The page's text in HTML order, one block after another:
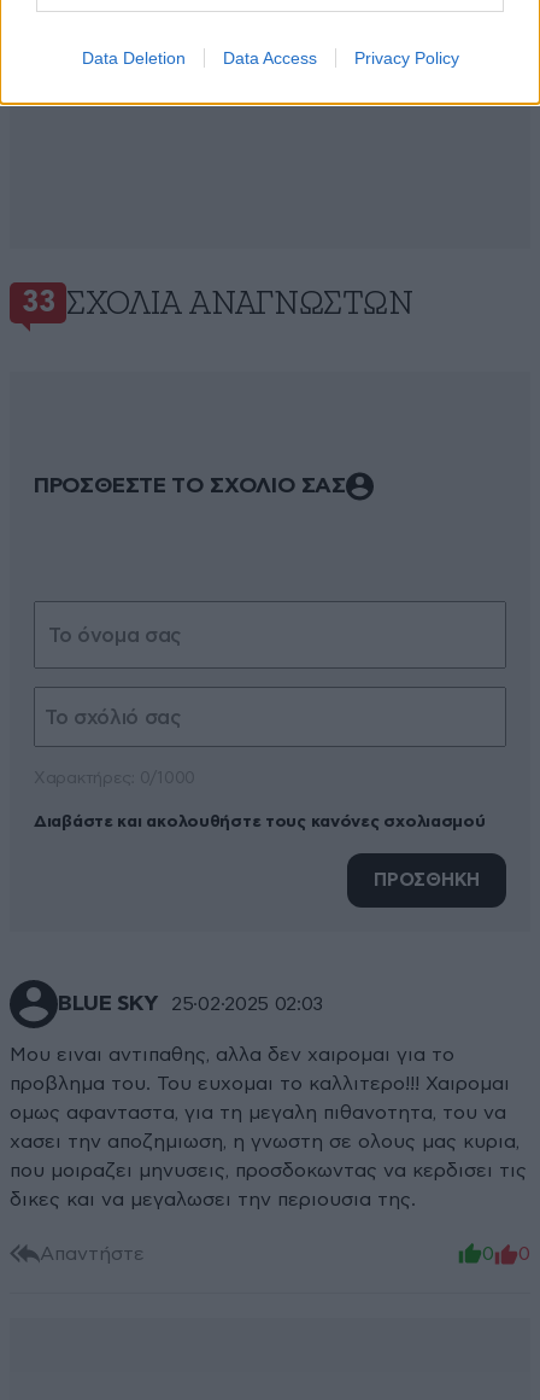
Data Deletion Data Access Privacy Policy
33 ΣΧΌΛΙΑ ΑΝΑΓΝΩΣΤΏΝ
ΠΡΟΣΘΕΣΤΕ ΤΟ ΣΧΟΛΙΟ ΣΑΣ
Διαβάστε και ακολουθήστε τους κανόνες σχολιασμού
ΠΡΟΣΘΗΚΗ
BLUE SKY 25·02·2025 02:03
Μου ειναι αντιπαθης, αλλα δεν χαιρομαι για το
προβλημα του. Του ευχομαι το καλλιτερο!!! Χαιρομαι
ομως αφανταστα, για τη μεγαλη πιθανοτητα, του να
χασει την αποζημιωση, η γνωστη σε ολους μας κυρια,
που μοιραζει μηνυσεις, προσδοκωντας να κερδισει τις
δικες και να μεγαλωσει την περιουσια της.
Απαντήστε 0 0